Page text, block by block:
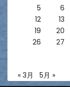
5
6
12
13
19
20
26
27
« 3月 5月 »